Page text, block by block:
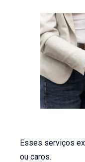
Esses serviços
ou caros.